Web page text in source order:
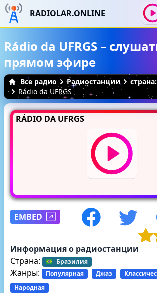
RADIOLAR.ONLINE
Rádio da UFRGS –
прямом эфире
Все радио Радиостанции
Rádio da UFRGS
RÁDIO DA UFRGS
EMBED
Информация о радиостанции
Страна:
Бразилия
Жанры: Популярная Джаз
Народная